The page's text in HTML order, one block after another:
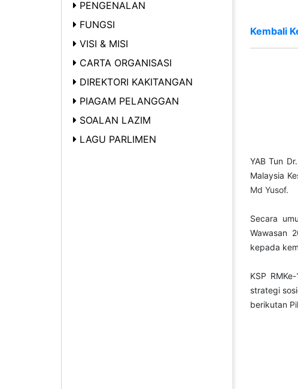
Kembali
YAB Tun
Malaysia
Md Yusof.
Secara
Wawasan
kepada
KSP
strategi
berikutan
PENGENALAN
FUNGSI
VISI & MISI
CARTA ORGANISASI
DIREKTORI KAKITANGAN
PIAGAM PELANGGAN
SOALAN LAZIM
LAGU PARLIMEN